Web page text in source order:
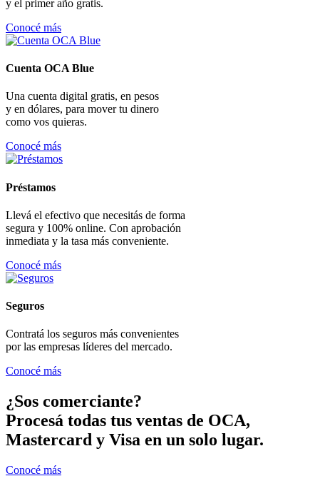
y el primer año gratis.
Conocé más
Cuenta OCA Blue
Una cuenta digital gratis, en pesos
y en dólares, para mover tu dinero
como vos quieras.
Conocé más
Préstamos
Llevá el efectivo que necesitás de forma
segura y 100% online. Con aprobación
inmediata y la tasa más conveniente.
Conocé más
Seguros
Contratá los seguros más convenientes
por las empresas líderes del mercado.
Conocé más
¿Sos comerciante?
Procesá todas tus ventas de OCA,
Mastercard y Visa en un solo lugar.
Conocé más